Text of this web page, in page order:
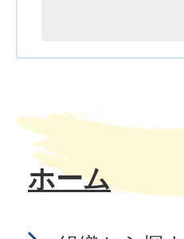
ホーム